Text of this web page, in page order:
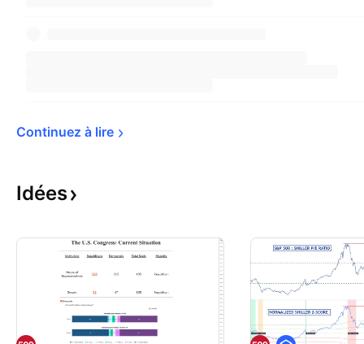
Continuez à lire
Idées
É